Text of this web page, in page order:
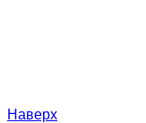
Наверх